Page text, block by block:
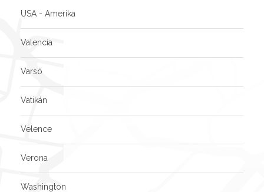
USA - Amerika
Valencia
Varsó
Vatikán
Velence
Verona
Washington